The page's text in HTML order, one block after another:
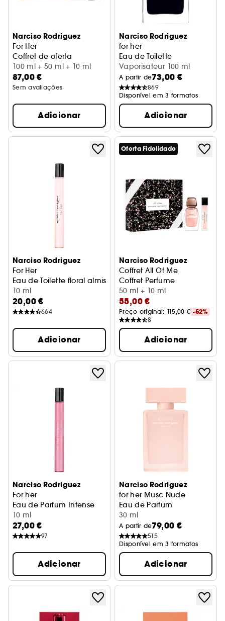
Narciso Rodriguez
For Her
Coffret de oferta
100 ml + 50 ml + 10 ml
87,00 €
Sem avaliações
Adicionar
Narciso Rodriguez
for her
Eau de Toilette
Vaporisateur 100 ml
A partir de73,00 €
869
Disponível em 3 formatos
Adicionar
Narciso Rodriguez
For Her
Eau de Toilette floral almiscarada em formato de viagem
10 ml
20,00 €
664
Adicionar
Oferta Fidelidade
Narciso Rodriguez
Coffret All Of Me
Coffret Perfume
50 ml + 10 ml
55,00 €
Preço original: 115,00 € -52%
8
Adicionar
Narciso Rodriguez
For her
Eau de Parfum Intense
10 ml
27,00 €
97
Adicionar
Narciso Rodriguez
for her Musc Nude
Eau de Parfum
30 ml
A partir de79,00 €
515
Disponível em 3 formatos
Adicionar